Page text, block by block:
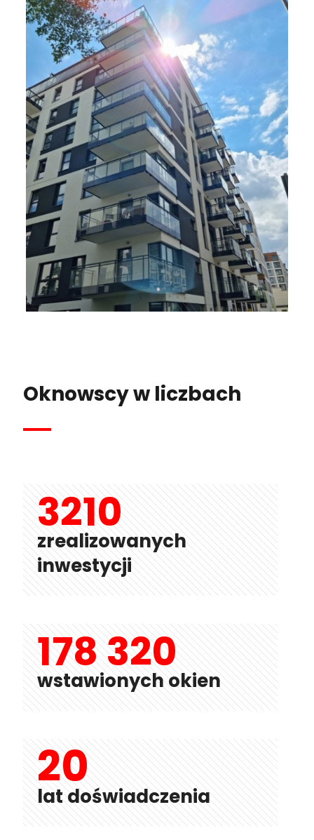
Oknowscy w liczbach
3210
zrealizowanych
inwestycji
178 320
wstawionych okien
20
lat doświadczenia